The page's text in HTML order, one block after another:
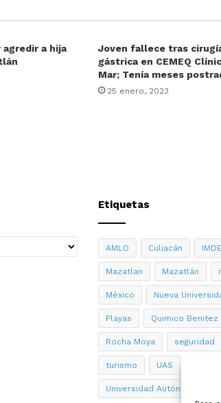
agredir a hija
Joven fallece tras
gástrica en CEMEQ
Mar; Tenía meses
25 enero, 2023
Etiquetas
AMLO Culiacán
Mazatlan Mazatlán
México Nueva
Playas Quimico Benitez
Rocha Moya seguridad
turismo UAS
Universidad Autónoma de